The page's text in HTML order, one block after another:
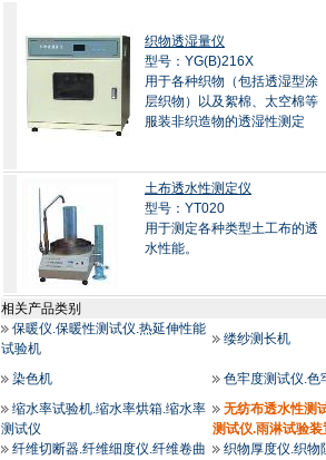
织物透湿量仪
型号：YG(B)216X
用于各种织物（包括透湿型涂
层织物）以及絮棉、太空棉等
服装非织造物的透湿性测定
土布透水性测定仪
型号：YT020
用于测定各种类型土工布的透
水性能。
相关产品类别
保暖仪.保暖性测试仪.热延伸性能
试验机
缕纱测长机
染色机
色牢度测试仪.色
缩水率试验机.缩水率烘箱.缩水率
测试仪
无纺布透水性测
测试仪.雨淋试验装
纤维切断器.纤维细度仪.纤维卷曲
织物厚度仪.织物